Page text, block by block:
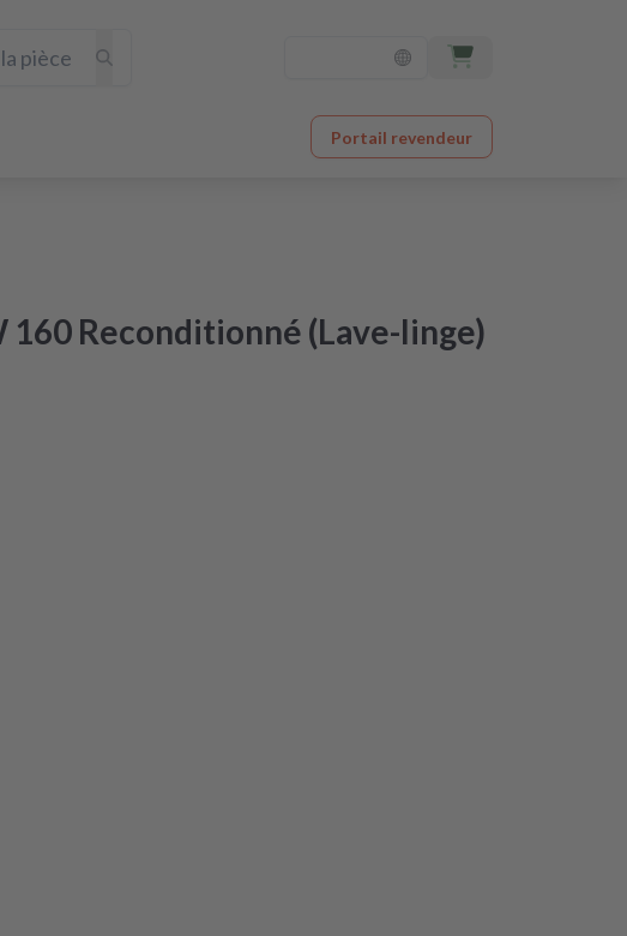
Portail revendeur
160 Reconditionné (Lave-linge)